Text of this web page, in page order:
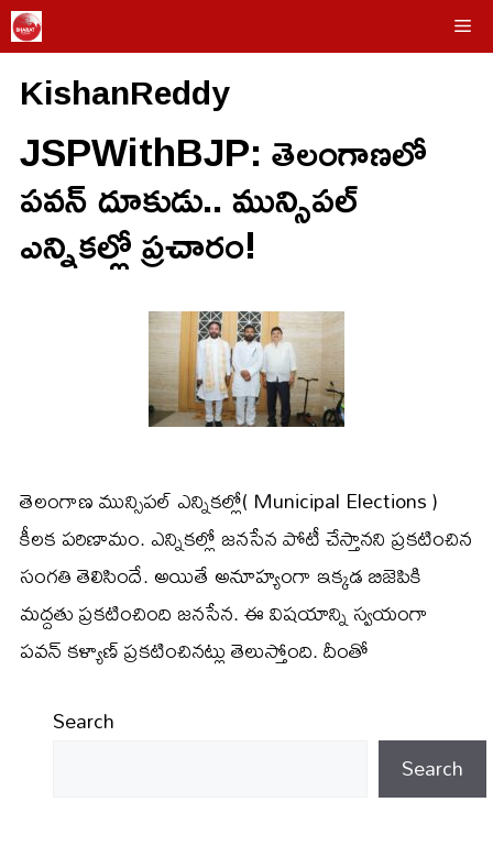
Skip
to
content
KishanReddy ​
JSPWithBJP: తెలంగాణలో
పవన్ దూకుడు.. మున్సిపల్
ఎన్నికల్లో ప్రచారం!
తెలంగాణ మున్సిపల్ ఎన్నికల్లో( Municipal Elections )
కీలక పరిణామం. ఎన్నికల్లో జనసేన పోటీ చేస్తానని ప్రకటించిన
సంగతి తెలిసిందే. అయితే అనూహ్యంగా ఇక్కడ బిజెపికి
మద్దతు ప్రకటించింది జనసేన. ఈ విషయాన్ని స్వయంగా
పవన్ కళ్యాణ్ ప్రకటించినట్లు తెలుస్తోంది. దీంతో
Search
Search